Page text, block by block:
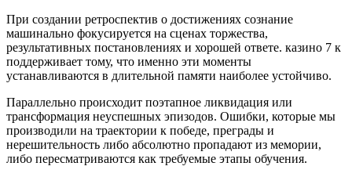
При создании ретроспектив о достижениях сознание
машинально фокусируется на сценах торжества,
результативных постановлениях и хорошей ответе. казино 7 к
поддерживает тому, что именно эти моменты
устанавливаются в длительной памяти наиболее устойчиво.
Параллельно происходит поэтапное ликвидация или
трансформация неуспешных эпизодов. Ошибки, которые мы
производили на траектории к победе, преграды и
нерешительность либо абсолютно пропадают из мемории,
либо пересматриваются как требуемые этапы обучения.